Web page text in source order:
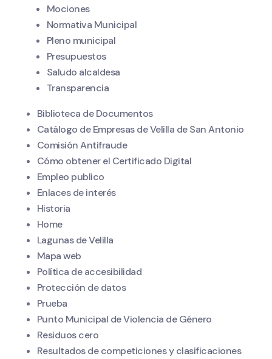
Mociones
Normativa Municipal
Pleno municipal
Presupuestos
Saludo alcaldesa
Transparencia
Biblioteca de Documentos
Catálogo de Empresas de Velilla de San Antonio
Comisión Antifraude
Cómo obtener el Certificado Digital
Empleo publico
Enlaces de interés
Historia
Home
Lagunas de Velilla
Mapa web
Política de accesibilidad
Protección de datos
Prueba
Punto Municipal de Violencia de Género
Residuos cero
Resultados de competiciones y clasificaciones